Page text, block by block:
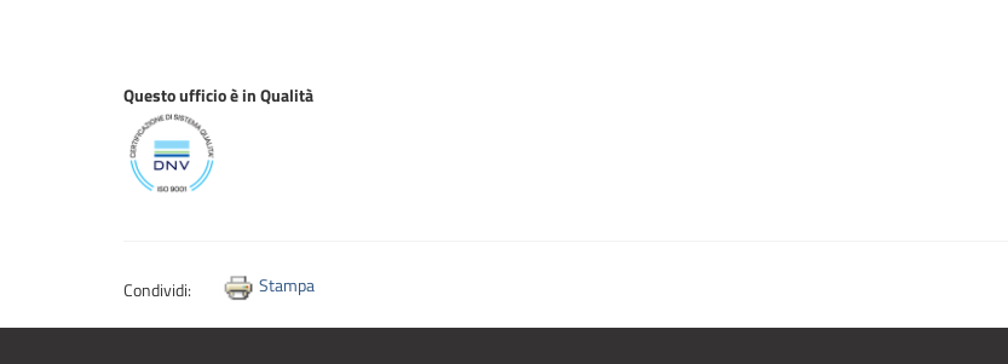
Questo ufficio è in Qualità
Condividi: Stampa